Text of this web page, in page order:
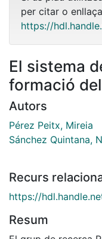
per citar o
https://
El sistema
formació
Autors
Pérez Peitx, Mireia
Sánchez Quintana,
Recurs
https://
Resum